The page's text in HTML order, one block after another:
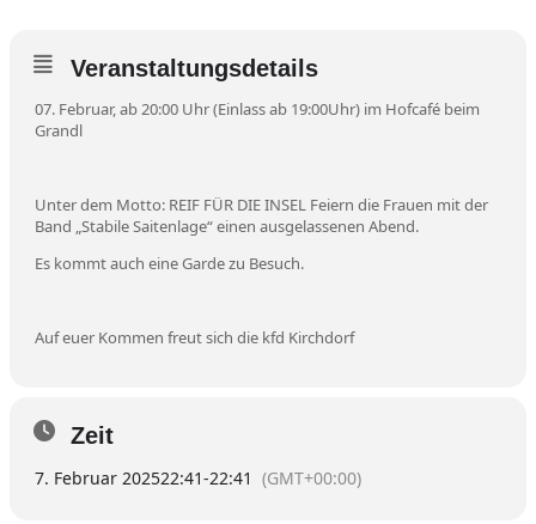
Veranstaltungsdetails
07. Februar, ab 20:00 Uhr (Einlass ab 19:00Uhr) im Hofcafé beim
Grandl
Unter dem Motto: REIF FÜR DIE INSEL Feiern die Frauen mit der
Band „Stabile Saitenlage“ einen ausgelassenen Abend.
Es kommt auch eine Garde zu Besuch.
Auf euer Kommen freut sich die kfd Kirchdorf
Zeit
7. Februar 202522:41-22:41 (GMT+00:00)